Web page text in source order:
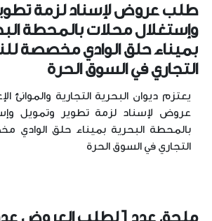
طلب عروض لإسناد لزمة
وإستغلال محلات بالمحطة
بميناء حلق الوادي مخصصة
التجاري في السوق الحرة
يعتزم ديوان البحرية التجارية والموانئ
عروض لإسناد لزمة تطوير وتمويل
بالمحطة البحرية بميناء حلق الوادي
التجاري في السوق الحرة